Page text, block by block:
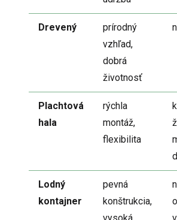
Drevený
prírodný
vzhľad,
dobrá
životnosť
Plachtová
hala
rýchla
montáž,
flexibilita
Lodný
kontajner
pevná
konštrukcia,